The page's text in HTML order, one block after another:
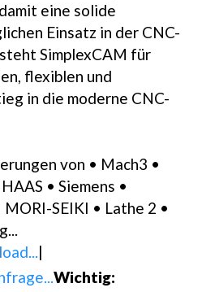
eine solide
Einsatz in der CNC-
SimplexCAM für
flexiblen und
in die moderne CNC-
von • Mach3 •
• Siemens •
SEIKI • Lathe 2 •
|
Wichtig: